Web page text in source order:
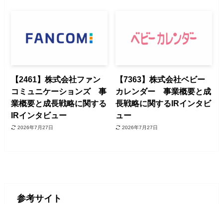
【2461】株式会社ファン
コミュニケーションズ 事
業概要と成長戦略に関する
IRインタビュー
2026年7月27日
【7363】株式会社ベビー
カレンダー 事業概要と成
長戦略に関するIRインタビ
ュー
2026年7月27日
参考サイト